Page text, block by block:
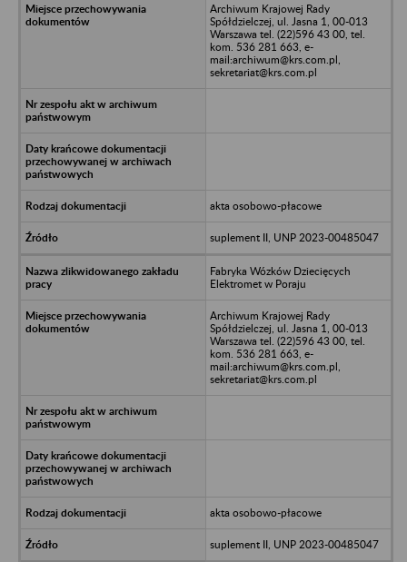
Archiwum Krajowej Rady
Spółdzielczej, ul. Jasna 1, 00-013
Warszawa tel. (22)596 43 00, tel.
kom. 536 281 663, e-
mail:archiwum@krs.com.pl,
sekretariat@krs.com.pl
akta osobowo-płacowe
suplement II, UNP 2023-00485047
Fabryka Wózków Dziecięcych
Elektromet w Poraju
Archiwum Krajowej Rady
Spółdzielczej, ul. Jasna 1, 00-013
Warszawa tel. (22)596 43 00, tel.
kom. 536 281 663, e-
mail:archiwum@krs.com.pl,
sekretariat@krs.com.pl
akta osobowo-płacowe
suplement II, UNP 2023-00485047